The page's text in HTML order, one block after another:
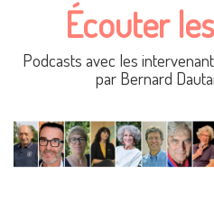
Écouter
Podcasts avec les
par Bernard